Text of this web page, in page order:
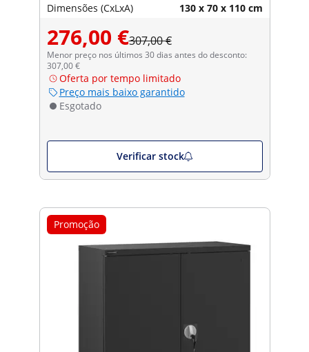
Dimensões (CxLxA) 130 x 70 x 110 cm
276,00 €307,00 €
Menor preço nos últimos 30 dias antes do desconto:
307,00 €
Oferta por tempo limitado
Preço mais baixo garantido
Esgotado
Verificar stock
Promoção